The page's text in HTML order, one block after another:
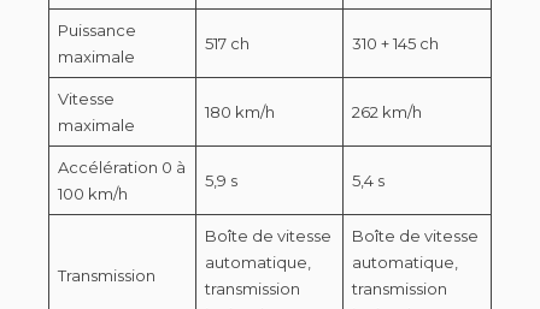
Puissance
maximale
517 ch 310 + 145 ch
Vitesse
maximale
180 km/h 262 km/h
Accélération 0 à
100 km/h
5,9 s 5,4 s
Transmission
Boîte de vitesse
automatique,
transmission
Boîte de vitesse
automatique,
transmission